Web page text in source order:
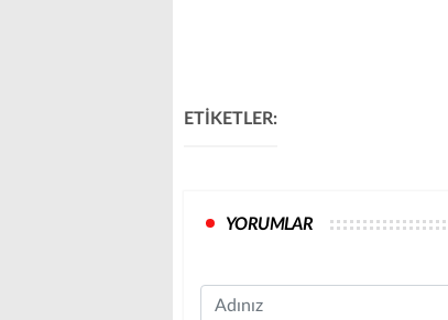
ETİKETLER:
YORUMLAR
Name